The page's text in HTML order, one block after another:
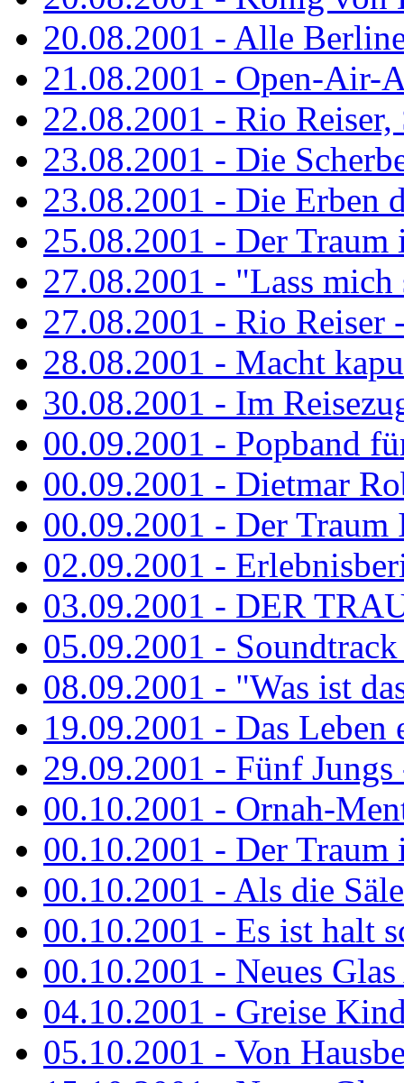
20.08.2001 - Alle
21.08.2001 - Open-Air-
22.08.2001 - Rio
23.08.2001 - Die
23.08.2001 - Die Erben
25.08.2001 - Der Traum
27.08.2001 - "Lass
27.08.2001 - Rio Reiser
28.08.2001 - Macht
30.08.2001 - Im
00.09.2001 - Popband
00.09.2001 - Dietmar
00.09.2001 - Der Traum
02.09.2001 -
03.09.2001 - DER
05.09.2001 -
08.09.2001 - "Was ist
19.09.2001 - Das Leben
29.09.2001 - Fünf
00.10.2001 - Ornah-
00.10.2001 - Der Traum
00.10.2001 - Als die
00.10.2001 - Es ist halt
00.10.2001 - Neues
04.10.2001 - Greise
05.10.2001 - Von